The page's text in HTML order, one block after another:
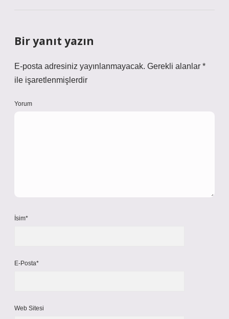
Bir yanıt yazın
E-posta adresiniz yayınlanmayacak. Gerekli alanlar *
ile işaretlenmişlerdir
Yorum
İsim*
E-Posta*
Web Sitesi